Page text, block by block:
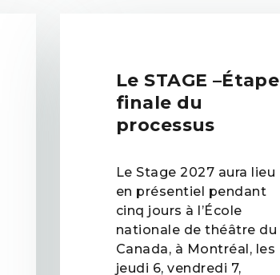
Le STAGE –Étape
finale du
processus
Le Stage 2027 aura lieu
en présentiel pendant
cinq jours à l’École
nationale de théâtre du
Canada, à Montréal, les
jeudi 6, vendredi 7,